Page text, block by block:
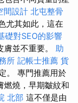
間設計 北屯整骨
尤其如此，這在
礎對SEO的影響
並不重要。 助
所 記帳士推薦 貨
。 專門推薦用於
燃燒，早期皺紋和
北部 這不僅是由